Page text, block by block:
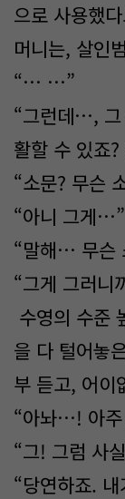
으로 사용했
머니는, 살인
“… …”
“그런데…, 그
활할 수 있죠
“소문? 무슨
“아니 그게…”
“말해… 무슨
“그게 그러
수영의 수준
을 다 털어놓
부 듣고, 어이
“아놔…! 아주
“그! 그럼 사
“당연하죠.